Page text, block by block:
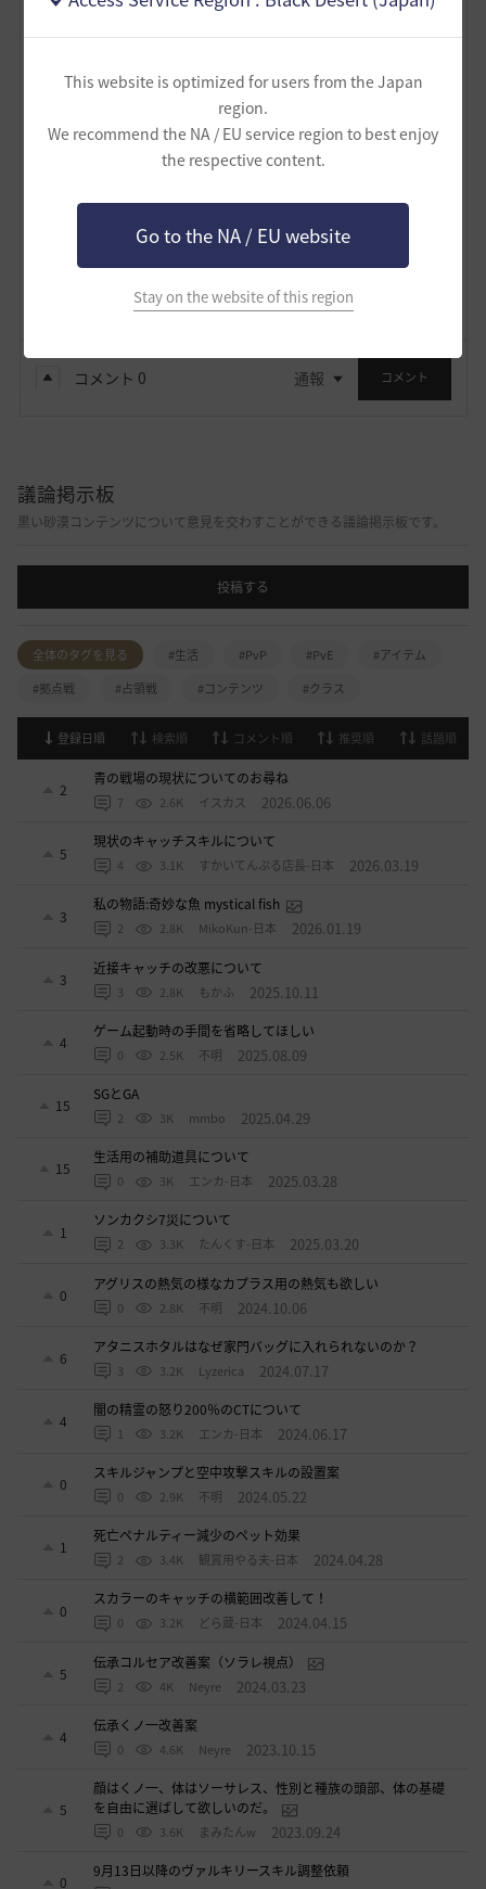
This website is optimized for users from the Japan
region.
We recommend the NA / EU service region to best enjoy
the respective content.
Go to the NA / EU website
Stay on the website of this region
心眼之刃
スペース・右クリックで追加攻撃動作無しに改善され
撃が発生することを確認。
1
鈍亀
2 1
コメント 0 通報 コメント
議論掲示板
黒い砂漠コンテンツについて意見を交わすことができる議論掲示板です。
投稿する
全体のタグを見る #生活 #PvP #PvE
#アイテム
#拠点戦
#占領戦 #コンテンツ #クラス
登録日順 検索順 コメント順 推奨順 話題順
2
青の戦場の現状についてのお尋ね
7 2.6K イスカス 2026.06.06
5
現状のキャッチスキルについて
4 3.1K すかいてんぷる店長-日本 2026.03.19
3
私の物語:奇妙な魚 mystical fish
2 2.8K MikoKun-日本 2026.01.19
3
近接キャッチの改悪について
3 2.8K もかふ 2025.10.11
4
ゲーム起動時の手間を省略してほしい
0 2.5K 不明 2025.08.09
15
SGとGA
2 3K mmbo 2025.04.29
15
生活用の補助道具について
0 3K エンカ-日本 2025.03.28
1
ソンカクシ7災について
2 3.3K たんくす-日本 2025.03.20
0
アグリスの熱気の様なカプラス用の熱気も欲しい
0 2.8K 不明 2024.10.06
6
アタニスホタルはなぜ家門バッグに入れられないのか？
3 3.2K Lyzerica 2024.07.17
4
闇の精霊の怒り200％のCTについて
1 3.2K エンカ-日本 2024.06.17
0
スキルジャンプと空中攻撃スキルの設置案
0 2.9K 不明 2024.05.22
1
死亡ペナルティー減少のペット効果
2 3.4K 観賞用やる夫-日本 2024.04.28
0
スカラーのキャッチの横範囲改善して！
0 3.2K どら蔵-日本 2024.04.15
5
伝承コルセア改善案（ソラレ視点）
2 4K Neyre 2024.03.23
4
伝承くノ一改善案
0 4.6K Neyre 2023.10.15
5
顔はくノ一、体はソーサレス、性別と種族の頭部、体の基礎
を自由に選ばして欲しいのだ。
0 3.6K まみたんw 2023.09.24
0
9月13日以降のヴァルキリースキル調整依頼